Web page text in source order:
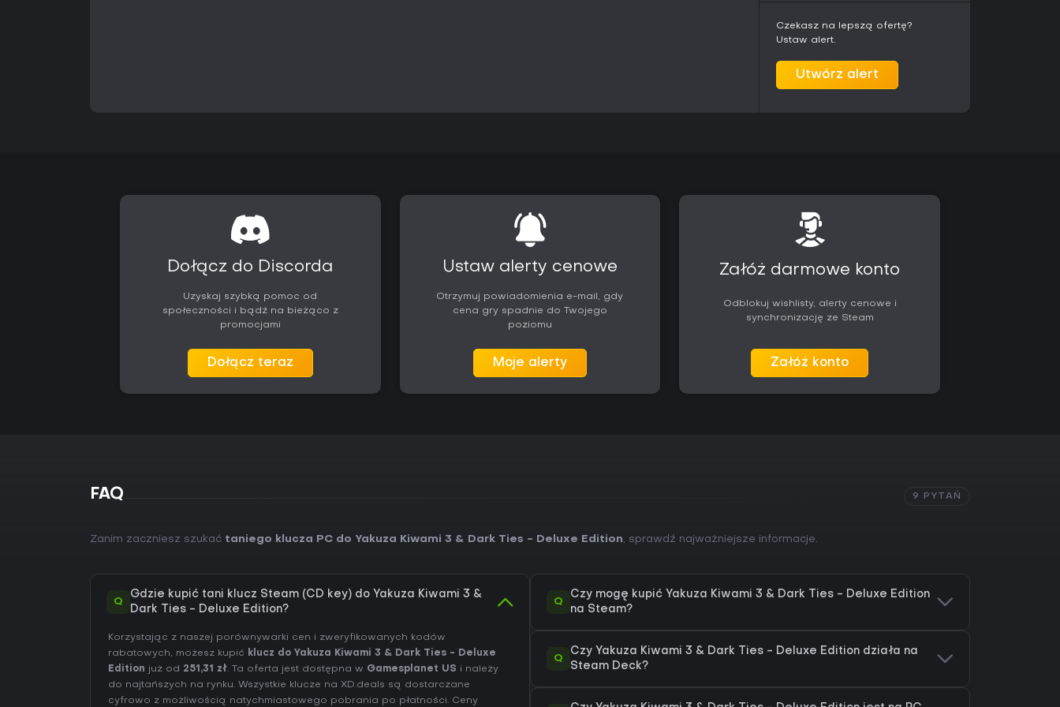
remaku i świeża perspektywa w Dark Ties czynią z tego solidny wybór dla fanów
serii lub nowicjuszy ciekawych beat 'em up z narracyjną głębią.
Gra przypadnie do gustu tym, którzy lubią samotne przygody z różnorodnymi
starciami i eksploracją, choć niektórzy wskazują na zmiany w treści względem
Czekasz na lepszą ofertę?
Ustaw alert.
Utwórz alert
Dołącz do Discorda
Uzyskaj szybką pomoc od
społeczności i bądź na bieżąco z
promocjami
Dołącz teraz
Ustaw alerty cenowe
Otrzymuj powiadomienia e-mail, gdy
cena gry spadnie do Twojego
poziomu
Moje alerty
Załóż darmowe konto
Odblokuj wishlisty, alerty cenowe i
synchronizację ze Steam
Załóż konto
FAQ 9 PYTAŃ
Zanim zaczniesz szukać taniego klucza PC do Yakuza Kiwami 3 & Dark Ties - Deluxe Edition, sprawdź najważniejsze informacje.
Q
Gdzie kupić tani klucz Steam (CD key) do Yakuza Kiwami 3 &
Dark Ties - Deluxe Edition?
Korzystając z naszej porównywarki cen i zweryfikowanych kodów
rabatowych, możesz kupić klucz do Yakuza Kiwami 3 & Dark Ties - Deluxe
Edition już od 251,31 zł. Ta oferta jest dostępna w Gamesplanet US i należy
do najtańszych na rynku. Wszystkie klucze na XD.deals są dostarczane
cyfrowo z możliwością natychmiastowego pobrania po płatności. Ceny
Q
Czy mogę kupić Yakuza Kiwami 3 & Dark Ties - Deluxe Edition
na Steam?
Q
Czy Yakuza Kiwami 3 & Dark Ties - Deluxe Edition działa na
Steam Deck?